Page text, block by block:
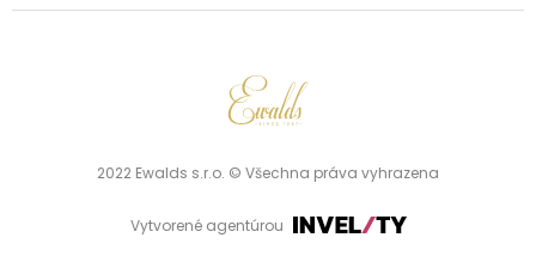
2022 Ewalds s.r.o. © Všechna práva vyhrazena
Vytvorené agentúrou